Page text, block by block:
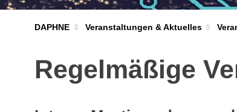
DAPHNE Veranstaltungen & Aktuelles
Regelmäßige